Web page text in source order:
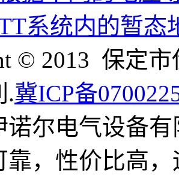
系统内的暂态
© 2013 保定
.冀ICP备
诺尔电气设备
靠，性价比高